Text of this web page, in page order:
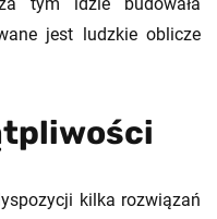
jest ludzkie oblicze
kilka rozwiązań